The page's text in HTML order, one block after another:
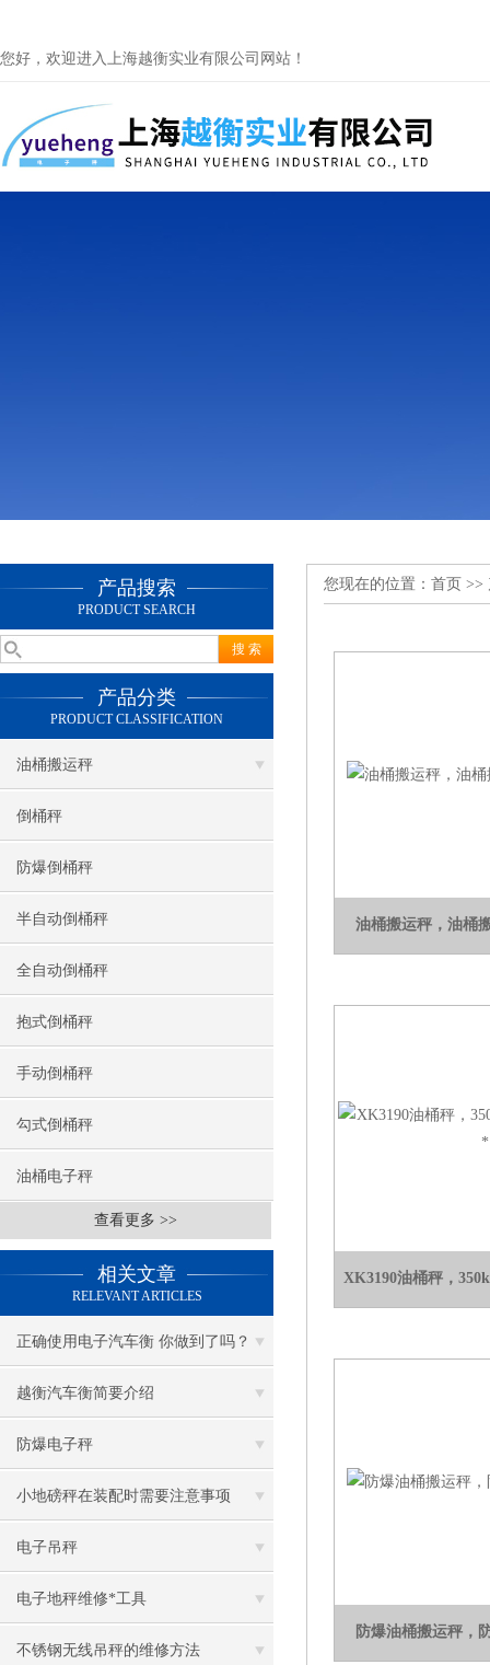
您好，欢迎进入上海越衡实业有限公司网站！
产品搜索
PRODUCT SEARCH
产品分类
PRODUCT CLASSIFICATION
油桶搬运秤
倒桶秤
防爆倒桶秤
半自动倒桶秤
全自动倒桶秤
抱式倒桶秤
手动倒桶秤
勾式倒桶秤
油桶电子秤
查看更多 >>
相关文章
RELEVANT ARTICLES
正确使用电子汽车衡 你做到了吗？
越衡汽车衡简要介绍
防爆电子秤
小地磅秤在装配时需要注意事项
电子吊秤
电子地秤维修*工具
不锈钢无线吊秤的维修方法
您现在的位置： 首页 >>
油桶搬运秤，油桶
XK3190油桶秤，
防爆油桶搬运秤，